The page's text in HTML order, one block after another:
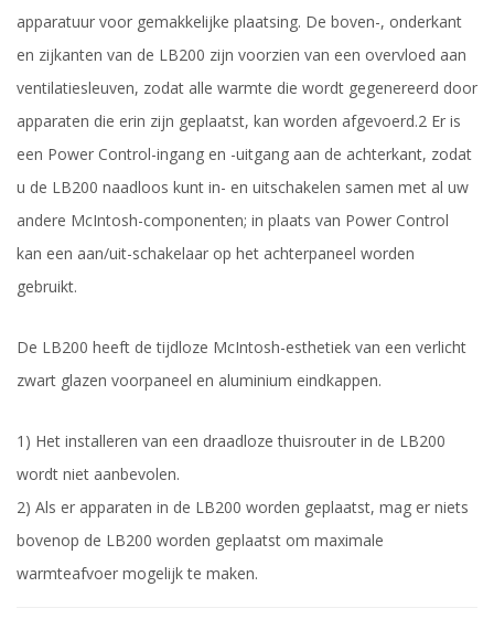
apparatuur voor gemakkelijke plaatsing. De boven-, onderkant
en zijkanten van de LB200 zijn voorzien van een overvloed aan
ventilatiesleuven, zodat alle warmte die wordt gegenereerd door
apparaten die erin zijn geplaatst, kan worden afgevoerd.2 Er is
een Power Control-ingang en -uitgang aan de achterkant, zodat
u de LB200 naadloos kunt in- en uitschakelen samen met al uw
andere McIntosh-componenten; in plaats van Power Control
kan een aan/uit-schakelaar op het achterpaneel worden
gebruikt.
De LB200 heeft de tijdloze McIntosh-esthetiek van een verlicht
zwart glazen voorpaneel en aluminium eindkappen.
1) Het installeren van een draadloze thuisrouter in de LB200
wordt niet aanbevolen.
2) Als er apparaten in de LB200 worden geplaatst, mag er niets
bovenop de LB200 worden geplaatst om maximale
warmteafvoer mogelijk te maken.